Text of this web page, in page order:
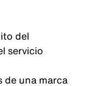
del
servicio
de una marca